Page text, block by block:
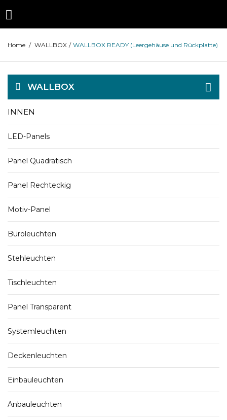
Home / WALLBOX / WALLBOX READY (Leergehäuse und Rückplatte)
WALLBOX
INNEN
LED-Panels
Panel Quadratisch
Panel Rechteckig
Motiv-Panel
Büroleuchten
Stehleuchten
Tischleuchten
Panel Transparent
Systemleuchten
Deckenleuchten
Einbauleuchten
Anbauleuchten